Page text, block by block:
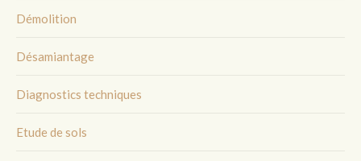
Démolition
Désamiantage
Diagnostics techniques
Etude de sols